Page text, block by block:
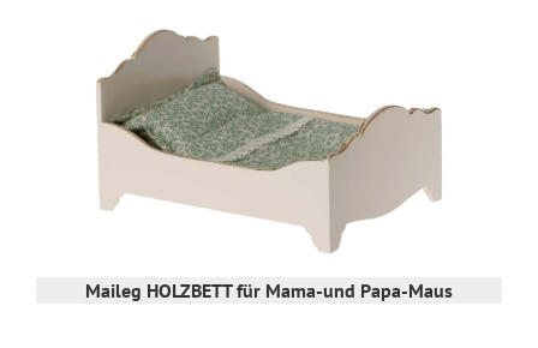
Maileg HOLZBETT für Mama-und Papa-Maus